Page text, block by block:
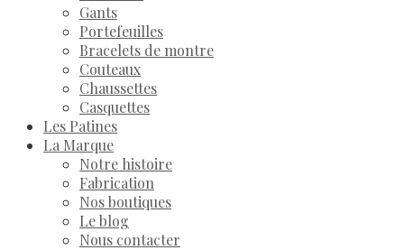
Gants
Portefeuilles
Bracelets de montre
Couteaux
Chaussettes
Casquettes
Les Patines
La Marque
Notre histoire
Fabrication
Nos boutiques
Le blog
Nous contacter